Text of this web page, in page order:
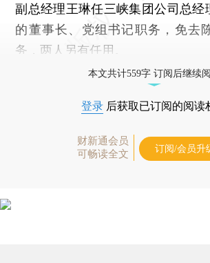
副总经理王琳任三峡集团公司总经
的董事长、党组书记职务，免去
务，两人另有任用。
本文共计559字 订阅后继续
登录 后获取已订阅的阅读
财新通会员
可畅读全文
订阅/会员升